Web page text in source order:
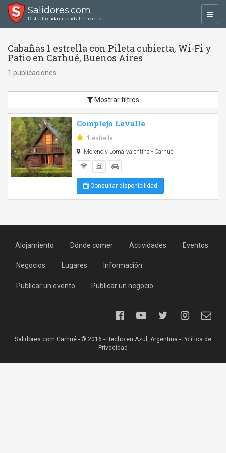
Salidores.com
Disfrutá cada ciudad al máximo
Cabañas 1 estrella con Pileta cubierta, Wi-Fi y
Patio en Carhué, Buenos Aires
1 publicaciones
Mostrar filtros
Complejo Levalle
1 estrella
Moreno y Loma Valentina - Carhué
Consultar disponibilidad
Alojamiento Dónde comer Actividades Eventos
Negocios Lugares Información
Publicar un evento Publicar un negocio
Salidores.com Carhué - ® 2016 - Hecho en Azul, Argentina - Política de
Privacidad